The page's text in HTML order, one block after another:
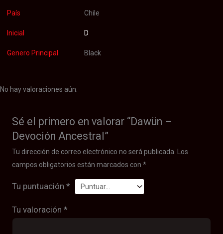
País Chile
Inicial D
Genero Principal Black
No hay valoraciones aún.
Sé el primero en valorar “Dawün –
Devoción Ancestral”
Tu dirección de correo electrónico no será publicada.
Los
campos obligatorios están marcados con*
Tu puntuación*
Tu valoración*